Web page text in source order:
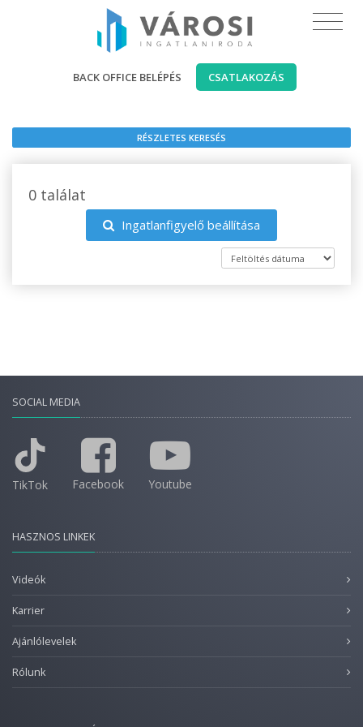
BACK OFFICE BELÉPÉS CSATLAKOZÁS
RÉSZLETES KERESÉS
0 találat
Ingatlanfigyelő beállítása
SOCIAL MEDIA
TikTok Facebook Youtube
HASZNOS LINKEK
Videók
Karrier
Ajánlólevelek
Rólunk